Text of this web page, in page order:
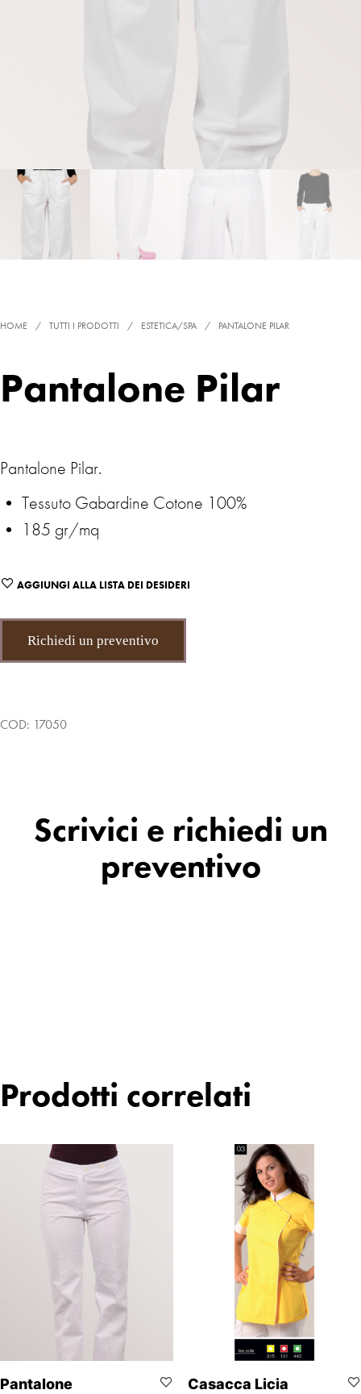
HOME / TUTTI I PRODOTTI / ESTETICA/SPA / PANTALONE PILAR
Pantalone Pilar
Pantalone Pilar.
• Tessuto Gabardine Cotone 100%
• 185 gr/mq
AGGIUNGI ALLA LISTA DEI DESIDERI
Richiedi un preventivo
COD: 17050
Scrivici e richiedi un
preventivo
Prodotti correlati
Pantalone
Casacca Licia